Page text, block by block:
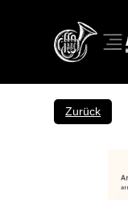
Zurück